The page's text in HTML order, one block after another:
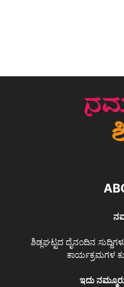
ಶಿಡ್ಲಘಟ್ಟದ ದೈನಂದಿನ
ಕಾರ್ಯಕ್ರಮಗಳ
ಇದು